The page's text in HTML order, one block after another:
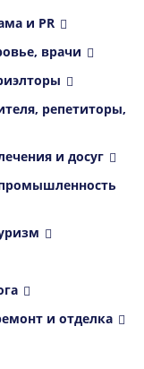
и PR
врачи
репетиторы,
и досуг
и отделка